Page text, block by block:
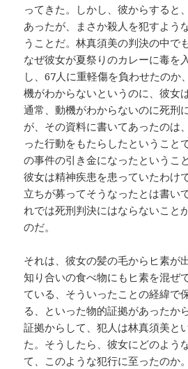
ってきた。しかし、彼からすると
あったが、まさか殺人を犯すよう
うことだ。林真須美の判決の中で
なぜ彼女が夏祭りのカレーに毒を
し、67人に重軽傷を負わせたのか
機がわからないというのに、彼女
通常、動機がわからないのに死刑
が、その資料に書いてあったのは
った行動をもたらしたということ
の事件の引き金になったというこ
彼女は精神疾患を患っていたわけ
立ちが募ってそうなったとは書い
れでは死刑判決にはならないこと
のだ。
それは、彼女の髪の毛からヒ素が
知り合いの食べ物にもヒ素を混ぜ
ている、そういったことの経緯で
る、といった物的証拠があったか
証拠からして、犯人は林真須美と
た。そうしたら、彼女にどのよう
て、このような犯行に至ったのか